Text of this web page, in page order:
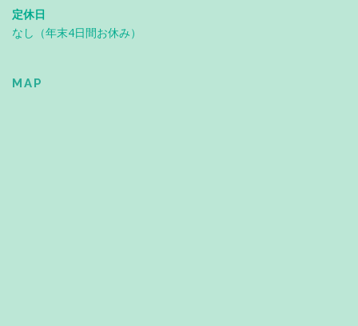
定休日
なし（年末4日間お休み）
MAP